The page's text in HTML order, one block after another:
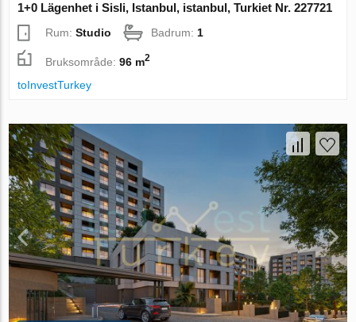
1+0 Lägenhet i Sisli, Istanbul, istanbul, Turkiet Nr. 227721
Rum:Studio Badrum:1
Bruksområde:96 m2
toInvestTurkey